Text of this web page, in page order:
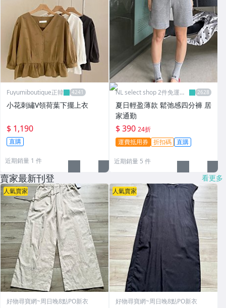
Fuyumiboutique正韓
小花刺繡V領荷葉下擺上衣
$ 1,190
直購
近期銷量 1 件
NL select shop 2件免運可
夏日輕盈薄款 鬆弛感四分褲 居
家通勤
$ 390 24折
運費抵用券 折扣碼 直購
近期銷量 5 件
賣家最新刊登 看更多
人氣賣家
好物尋寶網~周日晚8點PO新衣
人氣賣家
好物尋寶網~周日晚8點PO新衣